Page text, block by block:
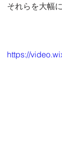
それらを大幅
https://